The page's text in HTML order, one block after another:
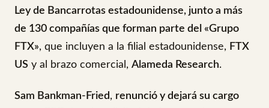
Ley de Bancarrotas estadounidense, junto a más
de 130 compañías que forman parte del «Grupo
FTX», que incluyen a la filial estadounidense, FTX
US y al brazo comercial, Alameda Research.
Sam Bankman-Fried, renunció y dejará su cargo